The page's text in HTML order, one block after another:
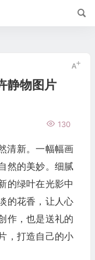
静物图片
130
清新。一幅幅画
然的美妙。细腻
的绿叶在光影中
的花香，让人心
作，也是送礼的
，打造自己的小